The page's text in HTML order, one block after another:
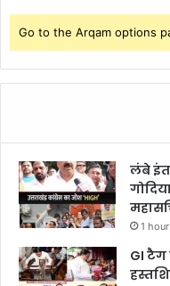
Go to the Arqam options
लंबे
1
GI